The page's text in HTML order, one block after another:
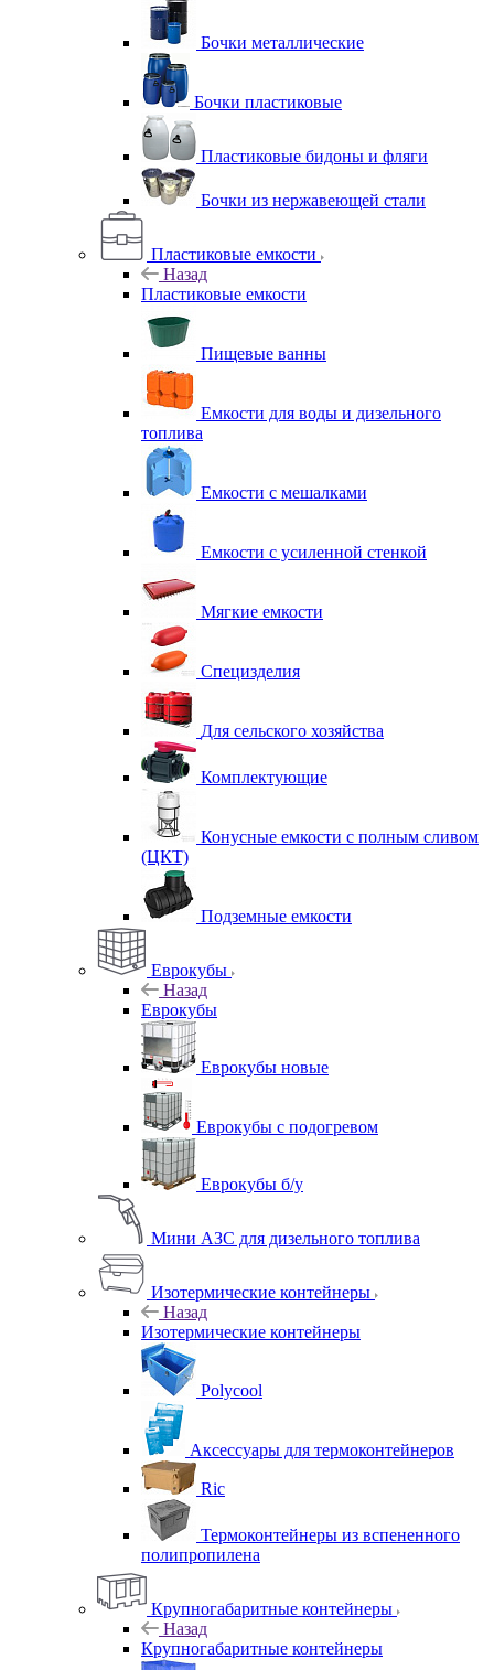
Бочки металлические
Бочки пластиковые
Пластиковые бидоны и фляги
Бочки из нержавеющей стали
Пластиковые емкости
Назад
Пластиковые емкости
Пищевые ванны
Емкости для воды и дизельного
топлива
Емкости с мешалками
Емкости с усиленной стенкой
Мягкие емкости
Специзделия
Для сельского хозяйства
Комплектующие
Конусные емкости с полным сливом
(ЦКТ)
Подземные емкости
Еврокубы
Назад
Еврокубы
Еврокубы новые
Еврокубы с подогревом
Еврокубы б/у
Мини АЗС для дизельного топлива
Изотермические контейнеры
Назад
Изотермические контейнеры
Polycool
Аксессуары для термоконтейнеров
Ric
Термоконтейнеры из вспененного
полипропилена
Крупногабаритные контейнеры
Назад
Крупногабаритные контейнеры